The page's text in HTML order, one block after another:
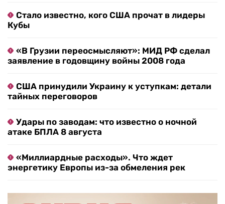
Стало известно, кого США прочат в лидеры
Кубы
«В Грузии переосмысляют»: МИД РФ сделал
заявление в годовщину войны 2008 года
США принудили Украину к уступкам: детали
тайных переговоров
Удары по заводам: что известно о ночной
атаке БПЛА 8 августа
«Миллиардные расходы». Что ждет
энергетику Европы из-за обмеления рек